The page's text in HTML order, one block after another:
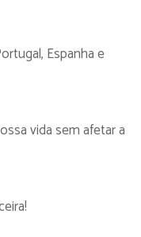
Espanha e
vida sem afetar a